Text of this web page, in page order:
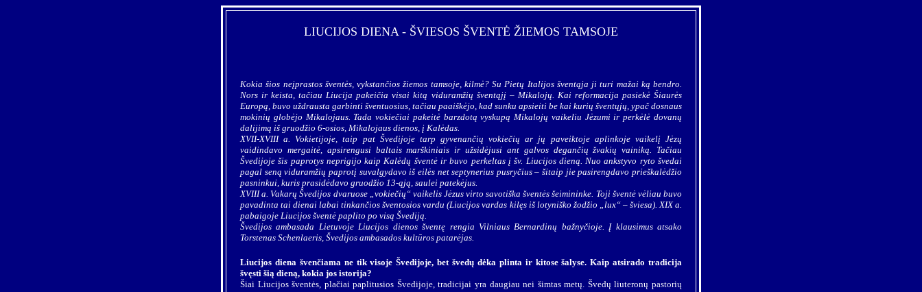
LIUCIJOS DIENA - ŠVIESOS ŠVENTĖ ŽIEMOS TAMSOJE
Kokia šios neįprastos šventės, vykstančios žiemos tamsoje, kilmė? Su Pietų Italijos šventąja ji turi mažai ką bendro.
Nors ir keista, tačiau Liucija pakeičia visai kitą viduramžių šventąjį – Mikalojų. Kai reformacija pasiekė Šiaurės
Europą, buvo uždrausta garbinti šventuosius, tačiau paaiškėjo, kad sunku apsieiti be kai kurių šventųjų, ypač dosnaus
mokinių globėjo Mikalojaus. Tada vokiečiai pakeitė barzdotą vyskupą Mikalojų vaikeliu Jėzumi ir perkėlė dovanų
dalijimą iš gruodžio 6-osios, Mikalojaus dienos, į Kalėdas.
XVII-XVIII a. Vokietijoje, taip pat Švedijoje tarp gyvenančių vokiečių ar jų paveiktoje aplinkoje vaikelį Jėzų
vaidindavo mergaitė, apsirengusi baltais marškiniais ir užsidėjusi ant galvos degančių žvakių vainiką. Tačiau
Švedijoje šis paprotys neprigijo kaip Kalėdų šventė ir buvo perkeltas į šv. Liucijos dieną. Nuo ankstyvo ryto švedai
pagal seną viduramžių paprotį suvalgydavo iš eilės net septynerius pusryčius – šitaip jie pasirengdavo prieškalėdžio
pasninkui, kuris prasidėdavo gruodžio 13-ąją, saulei patekėjus.
XVIII a. Vakarų Švedijos dvaruose „vokiečių“ vaikelis Jėzus virto savotiška šventės šeimininke. Toji šventė vėliau buvo
pavadinta tai dienai labai tinkančios šventosios vardu (Liucijos vardas kilęs iš lotyniško žodžio „lux“ – šviesa). XIX a.
pabaigoje Liucijos šventė paplito po visą Švediją.
Švedijos ambasada Lietuvoje Liucijos dienos šventę rengia Vilniaus Bernardinų bažnyčioje. Į klausimus atsako
Torstenas Schenlaeris, Švedijos ambasados kultūros patarėjas.
Liucijos diena švenčiama ne tik visoje Švedijoje, bet švedų dėka plinta ir kitose šalyse. Kaip atsirado tradicija
švęsti šią dieną, kokia jos istorija?
Šiai Liucijos šventės, plačiai paplitusios Švedijoje, tradicijai yra daugiau nei šimtas metų. Švedų liuteronų pastorių